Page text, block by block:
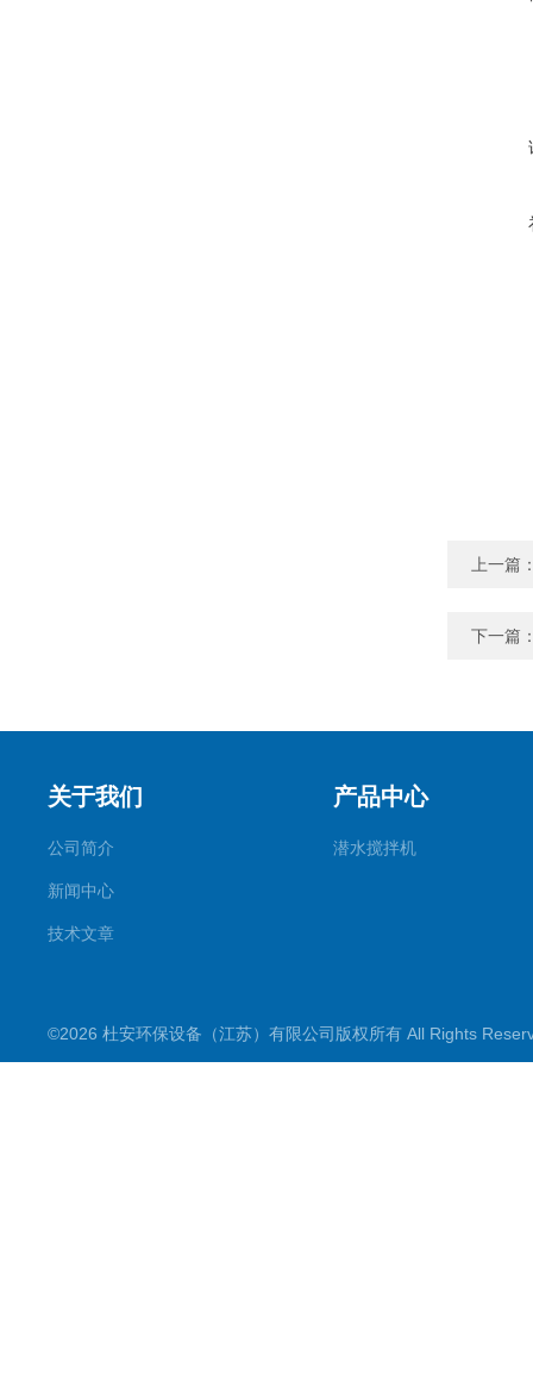
上一篇
下一篇
关于我们
公司简介
新闻中心
技术文章
产品中心
潜水搅拌机
©2026 杜安环保设备（江苏）有限公司版权所有 All Rights